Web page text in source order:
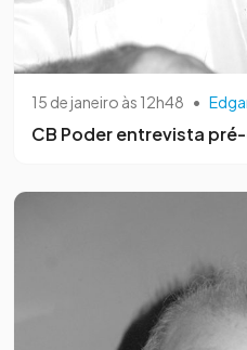
15 de janeiro às 12h48 •
CB Poder entrevista